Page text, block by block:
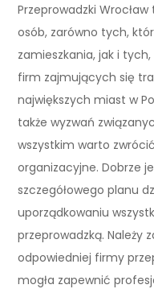
Przeprowadzki
osób, zarówno tych,
zamieszkania, jak i
firm zajmujących się
największych miast w
także wyzwań
wszystkim warto
organizacyjne. Dobrze
szczegółowego planu
uporządkowaniu
przeprowadzką. Należy
odpowiedniej firmy
mogła zapewnić